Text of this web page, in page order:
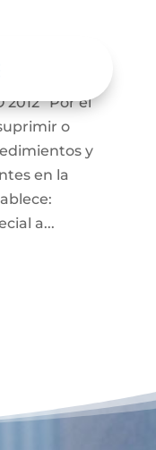
comunidad
2012 “Por el
o
y
en la
a...